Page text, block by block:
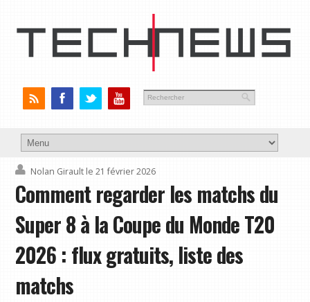
Nolan Girault le 21 février 2026
Comment regarder les matchs du
Super 8 à la Coupe du Monde T20
2026 : flux gratuits, liste des
matchs